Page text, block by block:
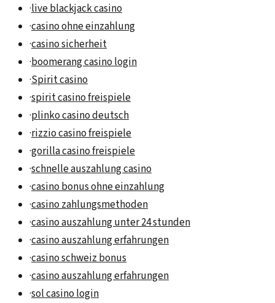
·live blackjack casino
·casino ohne einzahlung
·casino sicherheit
·boomerang casino login
·Spirit casino
·spirit casino freispiele
·plinko casino deutsch
·rizzio casino freispiele
·gorilla casino freispiele
·schnelle auszahlung casino
·casino bonus ohne einzahlung
·casino zahlungsmethoden
·casino auszahlung unter 24 stunden
·casino auszahlung erfahrungen
·casino schweiz bonus
·casino auszahlung erfahrungen
·sol casino login